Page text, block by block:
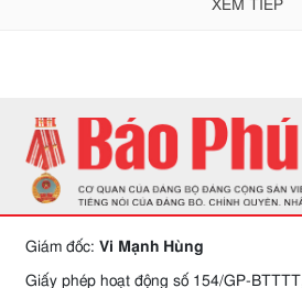
XEM TIẾP
Giám đốc: Vi Mạnh Hùng
Giấy phép hoạt động số 154/GP-